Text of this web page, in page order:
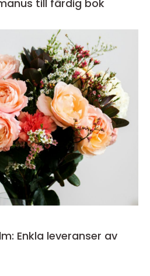
så blir manus till färdig bok
Enkla leveranser av